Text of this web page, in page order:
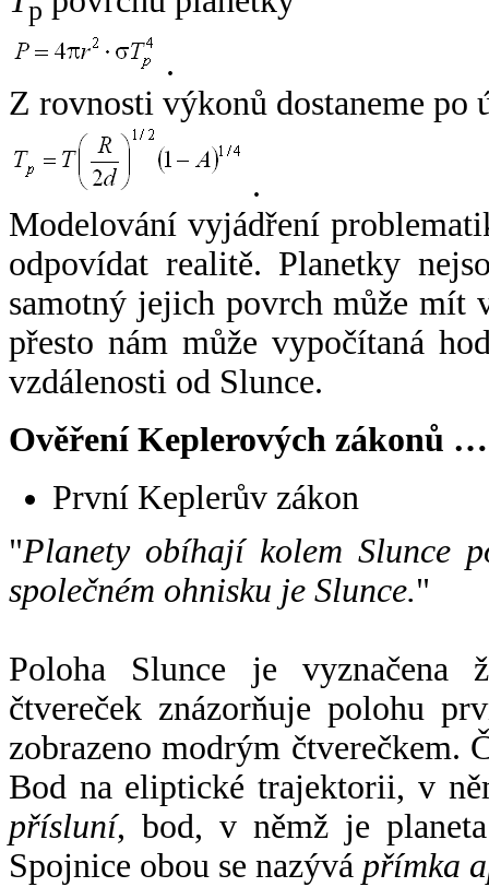
p
.
Z rovnosti výkonů dostaneme po
.
Modelování vyjádření
odpovídat realitě. Planetky
samotný jejich povrch může mít
přesto nám může vypočítaná
vzdálenosti od Slunce.
Ověření Keplerových zákonů …
První Keplerův zákon
"Planety obíhají kolem Slunce
společném ohnisku je Slunce."
Poloha Slunce je vyznačena
čtvereček znázorňuje polohu
zobrazeno modrým čtverečkem.
Bod na eliptické trajektorii, v
přísluní, bod, v němž je
Spojnice obou se nazývá přímka